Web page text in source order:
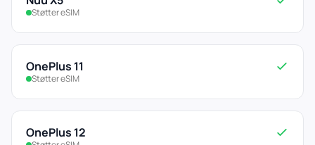
Støtter eSIM
OnePlus 11
Støtter eSIM
OnePlus 12